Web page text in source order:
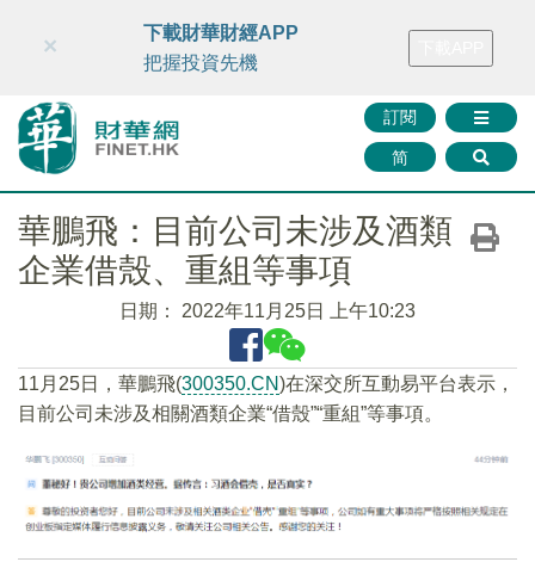
財華智庫網 FINTV FINMETA 財華證券 媒體矩陣
訂閱
简
×
下載財華財經APP
把握投資先機
華鵬飛：目前公司未涉及酒類
企業借殼、重組等事項
日期： 2022年11月25日 上午10:23
11月25日，華鵬飛(300350.CN)在深交所互動易平台表示，
目前公司未涉及相關酒類企業“借殼”“重組”等事項。